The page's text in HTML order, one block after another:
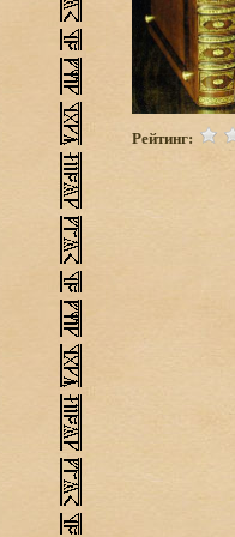
Рейтинг: